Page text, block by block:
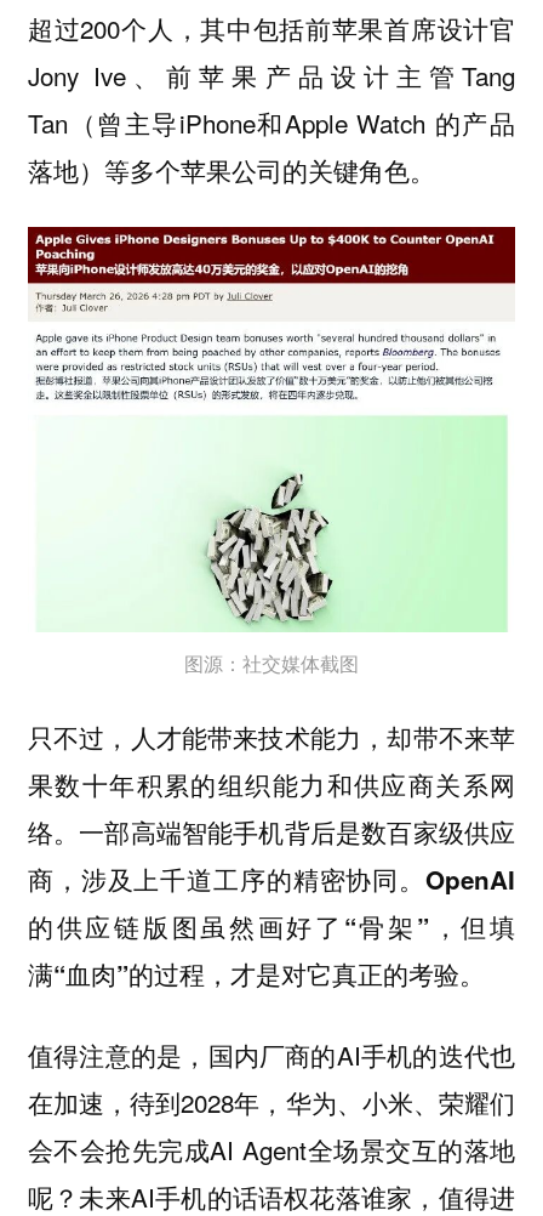
超过200个人，其中包括前苹果首席设计官
Jony Ive、前苹果产品设计主管Tang
Tan（曾主导iPhone和Apple Watch 的产品
落地）等多个苹果公司的关键角色。
图源：社交媒体截图
只不过，人才能带来技术能力，却带不来苹
果数十年积累的组织能力和供应商关系网
络。一部高端智能手机背后是数百家级供应
商，涉及上千道工序的精密协同。OpenAI
的供应链版图虽然画好了“骨架”，但填
满“血肉”的过程，才是对它真正的考验。
值得注意的是，国内厂商的AI手机的迭代也
在加速，待到2028年，华为、小米、荣耀们
会不会抢先完成AI Agent全场景交互的落地
呢？未来AI手机的话语权花落谁家，值得进